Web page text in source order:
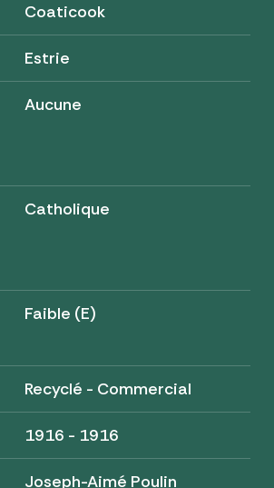
Coaticook
Estrie
Aucune
Catholique
Faible (E)
Recyclé - Commercial
1916 - 1916
Joseph-Aimé Poulin